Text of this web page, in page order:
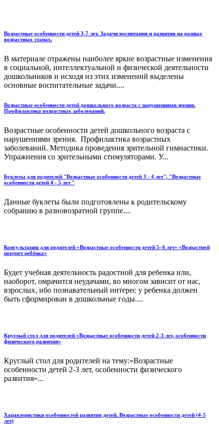
Возрастные особенности детей 3-7 лет. Задачи воспитания и развития на разных
возрастных этапах.
В материале отражены наиболее яркие возрастные изменения
в социальной, интеллектуальной и физической деятельности
дошкольников и исходя из этих изменений выделены
основные воспитательные задачи....
Возрастные особенности детей дошкольного возраста с нарушениями зрения.
Профилактика возрастных заболеваний.
Возрастные особенности детей дошкольного возраста с
нарушениями зрения. Профилактика возрастных
заболеваний. Методика проведения зрительной гимнастики.
Упражнения со зрительными стимуляторами. У...
Буклеты для родителей "Возрастные особенности детей 3 - 4 лет", "Возрастные
особенности детей 4 - 5 лет "
Данные буклеты были подготовлены к родительскому
собранию в разновозратной группе....
Консультация для родителей «Возрастные особенности детей 5–6 лет» «Возрастной
портрет ребёнка»
Будет учебная деятельность радостной для ребенка или,
наоборот, омрачится неудачами, во многом зависит от нас,
взрослых, ибо познавательный интерес у ребенка должен
быть сформирован в дошкольные годы....
Круглый стол для родителей «Возрастные особенности детей 2-3 лет, особенности
физического развития»
Круглый стол для родителей на тему:«Возрастные
особенности детей 2-3 лет, особенности физического
развития»...
Характеристики особенностей развития детей. Возрастные особенности детей (4-5
лет)